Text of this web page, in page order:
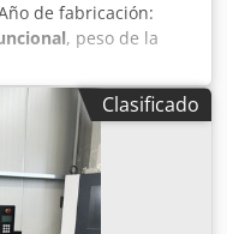
de fabricación:
, peso de la
256 mm, AGIECUT
2005 Chedpfsxyxfpox
256 mm Recorridos
a 100 mm
ancho/alto): 750 x
(con/sin baño):
Clasificado